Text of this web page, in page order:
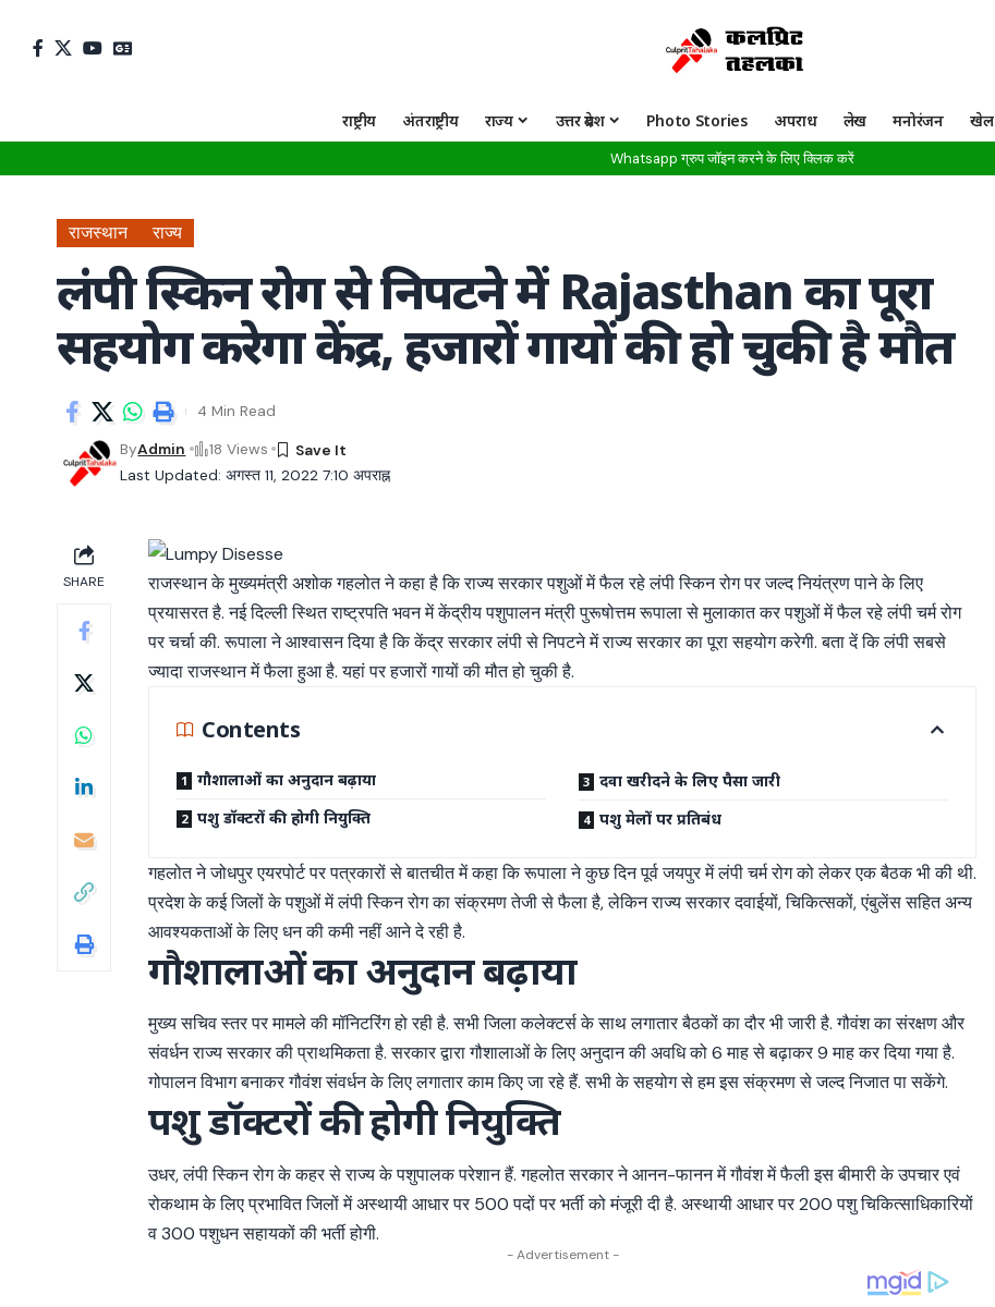
राष्ट्रीय अंतराष्ट्रीय राज्य उत्तर प्रदेश Photo Stories अपराध लेख मनोरंजन खेल
Whatsapp ग्रुप जॉइन करने के लिए क्लिक करें
राजस्थान राज्य
लंपी स्किन रोग से निपटने में Rajasthan का पूरा
सहयोग करेगा केंद्र, हजारों गायों की हो चुकी है मौत
Last Updated: अगस्त 11, 2022 7:10 अपराह्न
ByAdmin 18 Views
4 Min Read
SHARE
राजस्थान के मुख्यमंत्री अशोक गहलोत ने कहा है कि राज्य सरकार पशुओं में फैल रहे लंपी स्किन रोग पर जल्द नियंत्रण पाने के लिए
प्रयासरत है. नई दिल्ली स्थित राष्ट्रपति भवन में केंद्रीय पशुपालन मंत्री पुरूषोत्तम रूपाला से मुलाकात कर पशुओं में फैल रहे लंपी चर्म रोग
पर चर्चा की. रूपाला ने आश्वासन दिया है कि केंद्र सरकार लंपी से निपटने में राज्य सरकार का पूरा सहयोग करेगी. बता दें कि लंपी सबसे
ज्यादा राजस्थान में फैला हुआ है. यहां पर हजारों गायों की मौत हो चुकी है.
Contents
गौशालाओं का अनुदान बढ़ाया
पशु डॉक्टरों की होगी नियुक्ति
दवा खरीदने के लिए पैसा जारी
पशु मेलों पर प्रतिबंध
गहलोत ने जोधपुर एयरपोर्ट पर पत्रकारों से बातचीत में कहा कि रूपाला ने कुछ दिन पूर्व जयपुर में लंपी चर्म रोग को लेकर एक बैठक भी की थी.
प्रदेश के कई जिलों के पशुओं में लंपी स्किन रोग का संक्रमण तेजी से फैला है, लेकिन राज्य सरकार दवाईयों, चिकित्सकों, एंबुलेंस सहित अन्य
आवश्यकताओं के लिए धन की कमी नहीं आने दे रही है.
गौशालाओं का अनुदान बढ़ाया
मुख्य सचिव स्तर पर मामले की मॉनिटरिंग हो रही है. सभी जिला कलेक्टर्स के साथ लगातार बैठकों का दौर भी जारी है. गौवंश का संरक्षण और
संवर्धन राज्य सरकार की प्राथमिकता है. सरकार द्वारा गौशालाओं के लिए अनुदान की अवधि को 6 माह से बढ़ाकर 9 माह कर दिया गया है.
गोपालन विभाग बनाकर गौवंश संवर्धन के लिए लगातार काम किए जा रहे हैं. सभी के सहयोग से हम इस संक्रमण से जल्द निजात पा सकेंगे.
पशु डॉक्टरों की होगी नियुक्ति
उधर, लंपी स्किन रोग के कहर से राज्य के पशुपालक परेशान हैं. गहलोत सरकार ने आनन-फानन में गौवंश में फैली इस बीमारी के उपचार एवं
रोकथाम के लिए प्रभावित जिलों में अस्थायी आधार पर 500 पदों पर भर्ती को मंजूरी दी है. अस्थायी आधार पर 200 पशु चिकित्साधिकारियों
व 300 पशुधन सहायकों की भर्ती होगी.
- Advertisement -